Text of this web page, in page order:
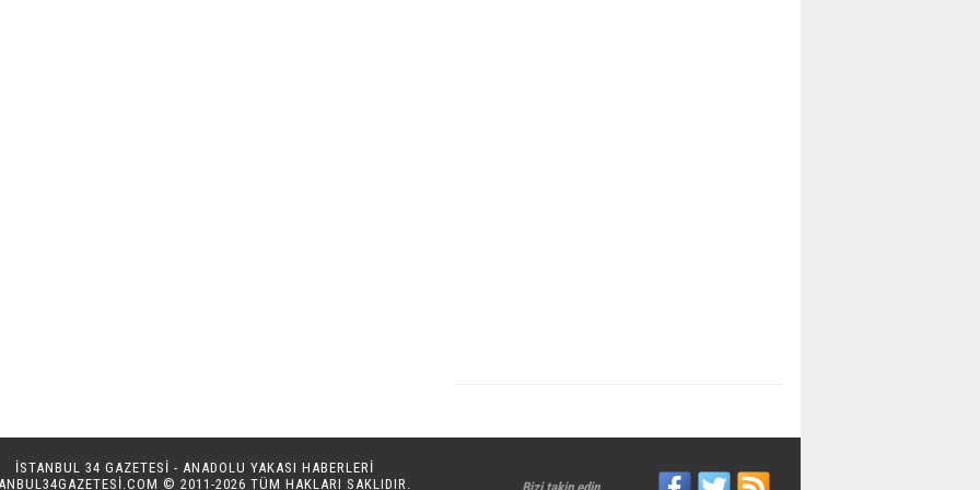
İSTANBUL 34 GAZETESİ - ANADOLU YAKASI HABERLERİ
© 2011-2026 TÜM HAKLARI SAKLIDIR.